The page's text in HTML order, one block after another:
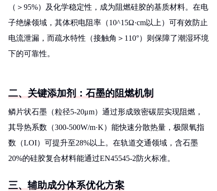
（＞95%）及化学稳定性，成为阻燃硅胶的基质材料。在电
子绝缘领域，其体积电阻率（10^15Ω·cm以上）可有效防止
电流泄漏，而疏水特性（接触角＞110°）则保障了潮湿环境
下的可靠性。
二、关键添加剂：石墨的阻燃机制
鳞片状石墨（粒径5-20μm）通过形成致密碳层实现阻燃，
其导热系数（300-500W/m·K）能快速分散热量，极限氧指
数（LOI）可提升至28%以上。在轨道交通领域，含石墨
20%的硅胶复合材料能通过EN45545-2防火标准。
三、辅助成分体系优化方案